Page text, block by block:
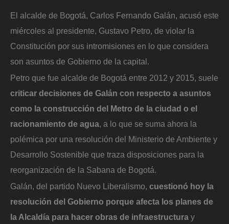
El alcalde de Bogotá, Carlos Fernando Galán, acusó este
miércoles al presidente, Gustavo Petro, de violar la
Constitución por sus intromisiones en lo que considera
son asuntos de Gobierno de la capital.
Petro que fue alcalde de Bogotá entre 2012 y 2015, suele
criticar decisiones de Galán con respecto a asuntos
como la construcción del Metro de la ciudad o el
racionamiento de agua, a lo que se suma ahora la
polémica por una resolución del Ministerio de Ambiente y
Desarrollo Sostenible que traza disposiciones para la
reorganización de la Sabana de Bogotá.
Galán, del partido Nuevo Liberalismo, cuestionó hoy la
resolución del Gobierno porque afecta los planes de
la Alcaldía para hacer obras de infraestructura y